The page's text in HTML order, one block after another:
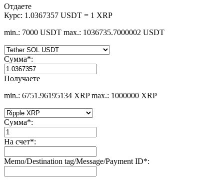
Отдаете
Курс: 1.0367357 USDT = 1 XRP
min.: 7000 USDT max.: 1036735.7000002 USDT
Сумма*:
Получаете
min.: 6751.96195134 XRP max.: 1000000 XRP
Сумма*:
На счет*:
Memo/Destination tag/Message/Payment ID*: